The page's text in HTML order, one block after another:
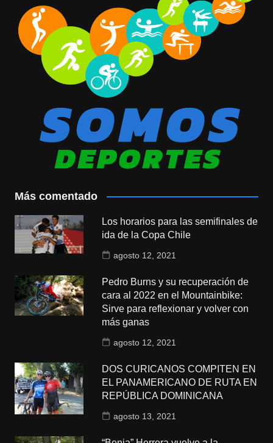
Más comentado
Los horarios para las semifinales de
ida de la Copa Chile
agosto 12, 2021
Pedro Burns y su recuperación de
cara al 2022 en el Mountainbike:
Sirve para reflexionar y volver con
más ganas
agosto 12, 2021
DOS CURICANOS COMPITEN EN
EL PANAMERICANO DE RUTA EN
REPÚBLICA DOMINICANA
agosto 13, 2021